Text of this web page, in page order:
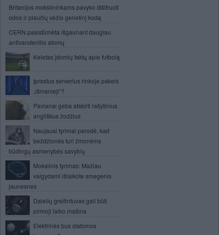
Britanijos mokslininkams pavyko iššifruoti
odos ir plaučių vėžio genetinį kodą
CERN pasistūmėta išgaunant daugiau
antivandenilio atomų
Keletas įdomių faktų apie futbolą
Įprastus serverius rinkoje pakeis
„išmanieji“?
Pavianai geba atskirti rašytinius
angliškus žodžius
Naujausi tyrimai parodė, kad
beždžionės turi žmonėms
būdingų asmenybės savybių
Mokslinis tyrimas: Mažiau
valgydami išlaikote smegenis
jaunesnes
Dalelių greitintuvas gali būti
pirmoji laiko mašina
Elektrinės bus statomos